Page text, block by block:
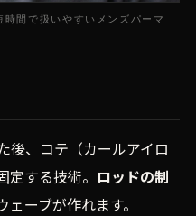
間で扱いやすいメンズパーマ
後、コテ（カールアイロ
する技術。 ロッドの制
ーブが作れます。